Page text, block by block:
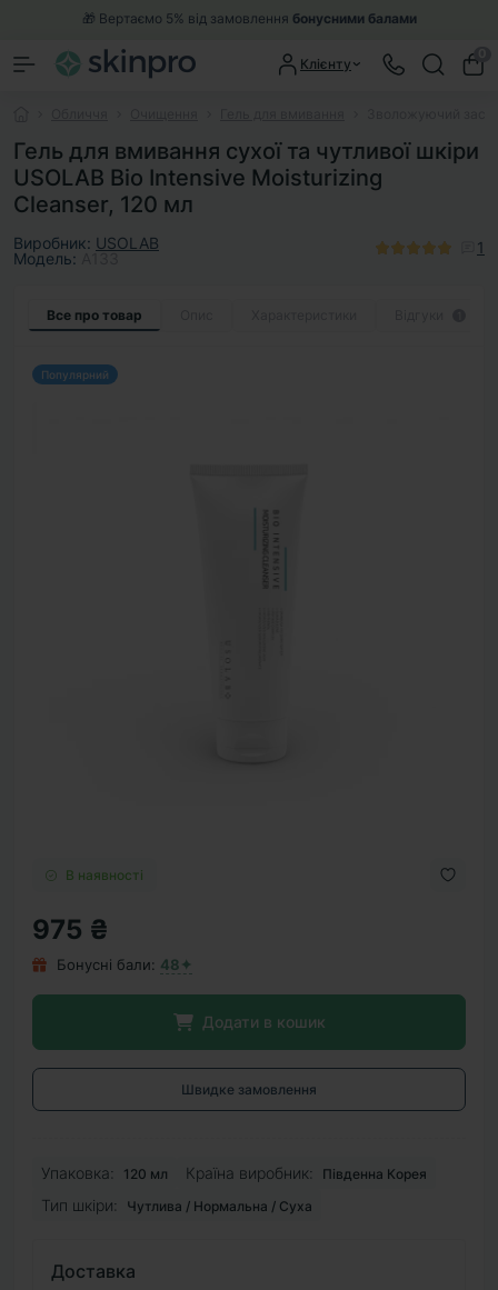
🎁 Вертаємо 5% від замовлення бонусними балами
Клієнту
Гель для вмивання сухої та чутливої шкіри
USOLAB Bio Intensive Moisturizing
Cleanser, 120 мл
Виробник: USOLAB
Модель:
1
Все про товар
Популярний
В наявності
975 ₴
Бонусні бали: 48✦
Додати в кошик
Швидке замовлення
Упаковка: 120 мл Країна виробник: Південна Корея
Тип шкіри: Чутлива / Нормальна / Суха
Доставка